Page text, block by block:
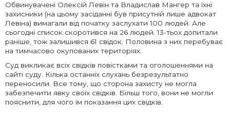
Обвинувачені Олексій Левін та Владислав Мангер та їхні
захисники (на цьому засіданні був присутній лише адвокат
Левіна) вимагали від початку заслухати 100 людей. Але
сьогодні список скоротився на 26 людей. 13-тьох допитали
раніше, тож залишився 61 свідок. Половина з них перебуває
на тимчасово окупованих територіях.
Суд викликає всіх свідків повістками та оголошеннями на
сайті суду. Кілька останніх слухань безрезультатно
переносили. Все тому, що сторона захисту не могла
забезпечити явку своїх свідків. Більш того, вони не могли
пояснити, для чого їм показання цих свідків.